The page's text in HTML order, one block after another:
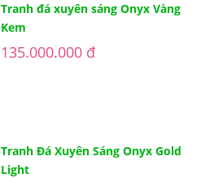
Tranh đá xuyên sáng Onyx Vàng
Kem
135.000.000 đ
Tranh Đá Xuyên Sáng Onyx Gold
Light